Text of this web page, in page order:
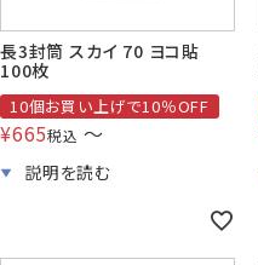
長3封筒 スカイ 70 ヨコ貼
100枚
10個お買い上げで10％OFF
¥665税込 〜